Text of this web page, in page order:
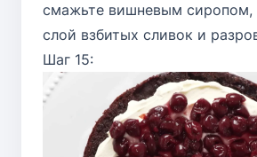
смажьте вишневым сиропом,
слой взбитых сливок и
Шаг 15: